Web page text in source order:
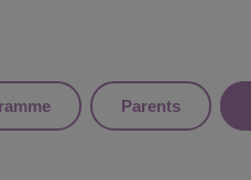
Parents